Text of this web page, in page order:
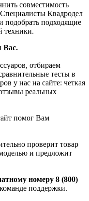
совместимость
Квадродел
подобрать подходящие
техники.
Вас.
отбираем
тесты в
у нас на сайте: четкая
реальных
помог Вам
проверит товар
и предложит
номеру 8 (800)
поддержки.